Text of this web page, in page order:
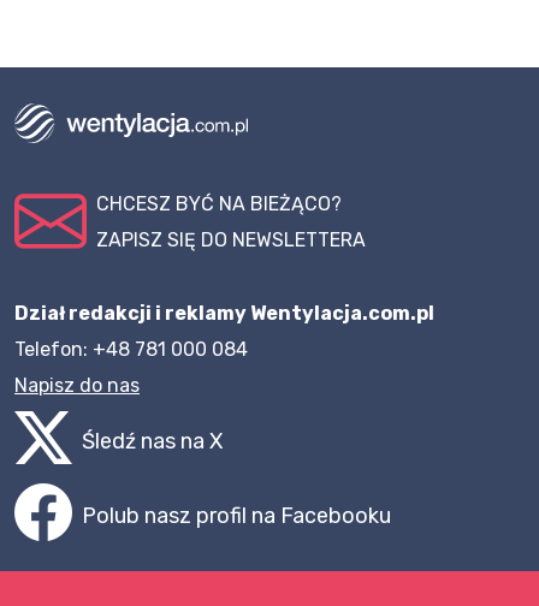
CHCESZ BYĆ NA BIEŻĄCO?
ZAPISZ SIĘ DO NEWSLETTERA
Dział redakcji i reklamy Wentylacja.com.pl
Telefon: +48 781 000 084
Napisz do nas
Śledź nas na X
Polub nasz profil na Facebooku